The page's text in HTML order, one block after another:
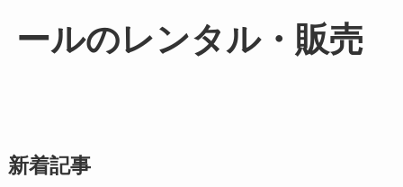
ールのレンタル・販売
新着記事